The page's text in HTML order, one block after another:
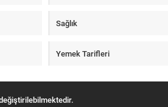
Sağlık
Yemek Tarifleri